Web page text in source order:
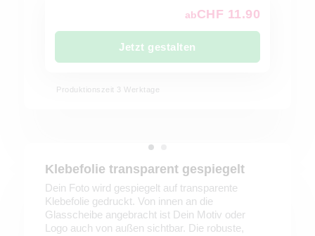
abCHF 11.90
Jetzt gestalten
Produktionszeit 3 Werktage
Klebefolie transparent gespiegelt
Dein Foto wird gespiegelt auf transparente
Klebefolie gedruckt. Von innen an die
Glasscheibe angebracht ist Dein Motiv oder
Logo auch von außen sichtbar. Die robuste,